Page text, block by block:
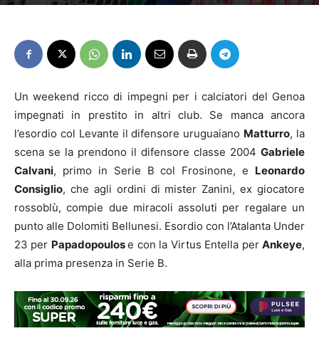
Un weekend ricco di impegni per i calciatori del Genoa
impegnati in prestito in altri club. Se manca ancora
l’esordio col Levante il difensore uruguaiano Matturro, la
scena se la prendono il difensore classe 2004 Gabriele
Calvani, primo in Serie B col Frosinone, e Leonardo
Consiglio, che agli ordini di mister Zanini, ex giocatore
rossoblù, compie due miracoli assoluti per regalare un
punto alle Dolomiti Bellunesi. Esordio con l’Atalanta Under
23 per Papadopoulose con la Virtus Entella perAnkeye,
alla prima presenza in Serie B.